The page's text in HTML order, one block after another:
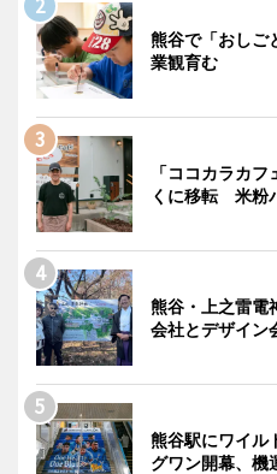
熊谷で「おし
業観育む
「ココカラカ
くに移転 米粉
熊谷・上之雷
会社とデザイン
熊谷駅にワイ
グワン開幕、機